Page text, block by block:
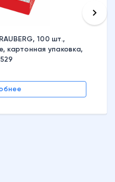
100 шт.,
картонная упаковка,
keyboard_arrow_right